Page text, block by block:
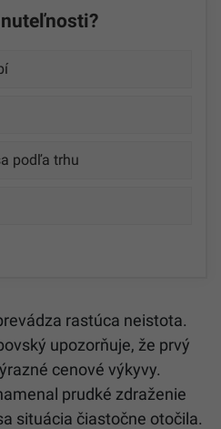
podľa trhu
rastúca neistota.
upozorňuje, že prvý
cenové výkyvy.
prudké zdraženie
situácia čiastočne otočila.